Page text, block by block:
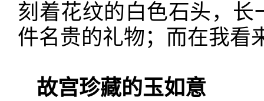
刻着花纹的白色石头，
件名贵的礼物；而在我看
故宫珍藏的玉如意